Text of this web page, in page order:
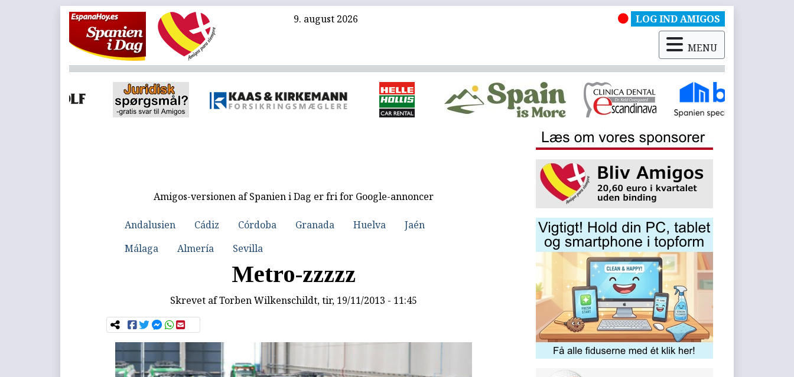
9. august 2026 LOG IND AMIGOS
MENU
Amigos-versionen af Spanien i Dag er fri for Google-annoncer
Andalusien Cádiz Córdoba Granada Huelva
Jaén
Málaga
Almería Sevilla
Metro-zzzzz
Skrevet afTorben Wilkenschildt, tir, 19/11/2013 - 11:45